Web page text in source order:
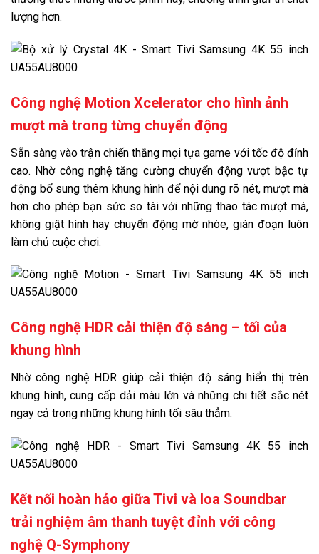
lượng hơn.
Công nghệ Motion Xcelerator cho hình ảnh
mượt mà trong từng chuyển động
Sẵn sàng vào trận chiến thắng mọi tựa game với tốc độ đỉnh
cao. Nhờ công nghệ tăng cường chuyển động vượt bậc tự
động bổ sung thêm khung hình để nội dung rõ nét, mượt mà
hơn cho phép bạn sức so tài với những thao tác mượt mà,
không giật hình hay chuyển động mờ nhòe, gián đoạn luôn
làm chủ cuộc chơi.
Công nghệ HDR cải thiện độ sáng – tối của
khung hình
Nhờ công nghệ HDR giúp cải thiện độ sáng hiển thị trên
khung hình, cung cấp dải màu lớn và những chi tiết sắc nét
ngay cả trong những khung hình tối sâu thẳm.
Kết nối hoàn hảo giữa Tivi và loa Soundbar
trải nghiệm âm thanh tuyệt đỉnh với công
nghệ Q-Symphony